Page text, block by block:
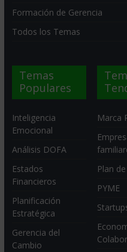
Formación de Gerencia
Todos los Temas
Temas
Populares
Inteligencia
Emocional
Análisis DOFA
Estados
Financieros
Planificación
Estratégica
Gerencia del
Cambio
Marca
Plan
PYME